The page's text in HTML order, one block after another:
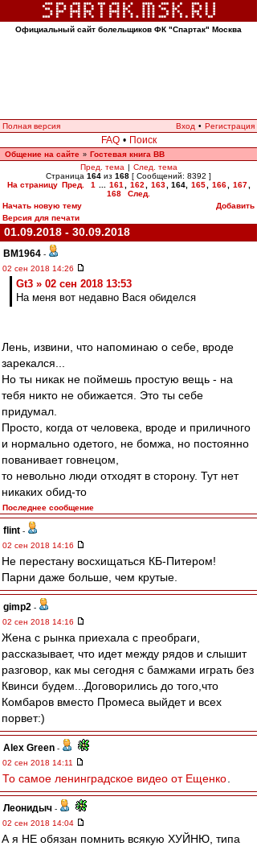
Официальный сайт болельщиков ФК "Спартак" Москва
Полная версия Вход • Регистрация
FAQ • Поиск
Общение на сайте » Гостевая книга ВВ
Пред. тема | След. тема
Страница 164 из 168 [ Сообщений: 8392 ]
На страницу Пред. 1 161 162 163 164 165 166 167
168
След.
Начать новую тему
Добавить
Версия для печати
01.09.2018 - 30.09.2018
BM1964 -
02 сен 2018 14:26
Gt3 » 02 сен 2018 13:53
На меня вот недавно Вася обиделся
Лень, извини, что напоминаю о себе, вроде
зарекался...
Но ты никак не поймешь простую вещь - на
тебя никто не обижается. Это ты себе
придумал.
Просто, когда от человека, вроде и приличного
и нормально одетого, не бомжа, но постоянно
пованивает говнецом,
то невольно люди отходят в сторону. Тут нет
никаких обид-то
Последнее сообщение
flint -
02 сен 2018 14:16
Не перестану восхищаться КБ-Питером!
Парни даже больше, чем крутые.
gimp2 -
02 сен 2018 14:16
Жена с рынка приехала с преобраги,
рассказывает, что идет между рядов и слышит
разговор, как мы сегодня с бамжами играть без
Квинси будем...Договорились до того,что
Комбаров вместо Промеса выйдет и всех
порвет:)
Alex Green -
02 сен 2018 14:11
То самое ленинградское видео от Ещенко
Леонидыч -
02 сен 2018 14:04
А я НЕ обязан помнить всякую ХУЙНЮ, типа